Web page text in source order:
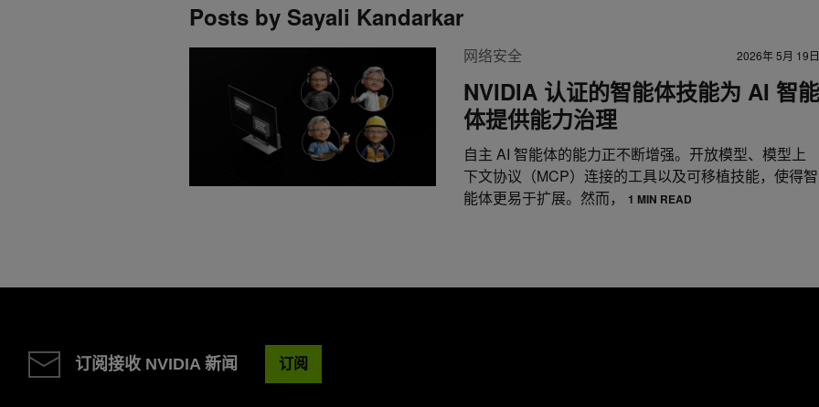
Posts by Sayali Kandarkar
网络安全 2026年 5月 19日
NVIDIA 认证的智能体技能为 AI 智能
体提供能力治理
自主 AI 智能体的能力正不断增强。开放模型、模型上
下文协议（MCP）连接的工具以及可移植技能，使得智
能体更易于扩展。然而，
1 MIN READ
订阅接收 NVIDIA 新闻 订阅